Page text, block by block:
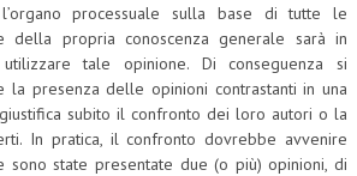
l’organo processuale sulla base di tutte le
della propria conoscenza generale sarà in
tale opinione. Di conseguenza si
la presenza delle opinioni contrastanti in una
subito il confronto dei loro autori o la
In pratica, il confronto dovrebbe avvenire
sono state presentate due (o più) opinioni, di